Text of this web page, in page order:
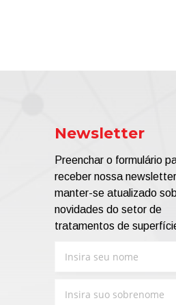
Newsletter
Preenchar o formulário
receber nossa
manter-se atualizado
novidades do setor de
tratamentos de